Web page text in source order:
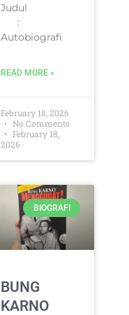
Judul
:
Autobiografi
READ MORE »
February 18, 2026
No Comments
February 18,
2026
BIOGRAFI
BUNG
KARNO